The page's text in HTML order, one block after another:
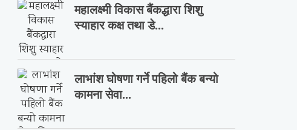
महालक्ष्मी विकास बैंकद्धारा शिशु
स्याहार कक्ष तथा डे...
लाभांश घोषणा गर्ने पहिलो बैंक बन्यो
कामना सेवा...